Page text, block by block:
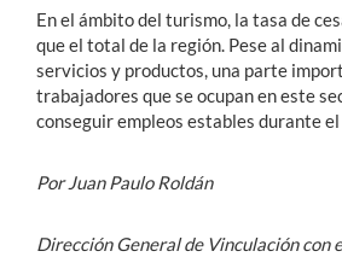
En el ámbito del turismo, la tasa de
que el total de la región. Pese al
servicios y productos, una parte
trabajadores que se ocupan en este
conseguir empleos estables durante
Por Juan Paulo Roldán
Dirección General de Vinculación con